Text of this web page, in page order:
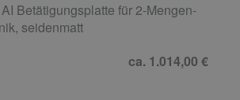
Betätigungsplatte für 2-Mengen-
seidenmatt
ca. 1.014,00 €